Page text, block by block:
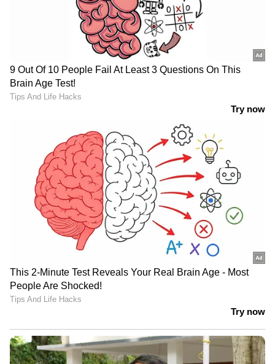
പെട്രോകെമിക്കൽസ്, ഓയിൽ ആൻഡ് ഗ്യാസ്,
ടെക്സ്റ്റൈൽ ബിസിനസുകൾ എന്നിവ ലഭിച്ചു,
ടെലികമ്മ്യൂണിക്കേഷൻ, അസറ്റ് മാനേജ്മെന്റ്,
എന്റർടെയ്ൻമെന്റ്, പവർ ജനറേഷൻ
ബിസിനസുകൾ എന്നിവയായിരുന്നു അനിൽ
കൈകാര്യം ചെയ്തിരുന്നത്. കാലക്രമേണ,
സാമ്രാജ്യമാക്കി വളർത്തി, തുടർന്ന് ടെലികോം
ബിസിനസ്സിലേക്ക് വീണ്ടും പ്രവേശിക്കുകയും
റീട്ടെയിലിംഗിലേക്കും ക്ലീൻ എനർജിയിലേക്കും
കടക്കുകയും ചെയ്തു, അതേസമയം അനിൽ
അംബാനിയുടെ ബിസിനസ്സ് സാമ്രാജ്യം
തകർന്നു.
കാർ മുതൽ 240 കോടിയുടെ ജെറ്റ് വരെ;
നിത അംബാനിയുടെ ആഡംബര ശേഖരം